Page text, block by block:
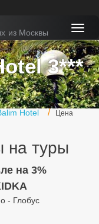
из Москвы
3***
Hotel Цена
на туры
на 3%
- Глобус